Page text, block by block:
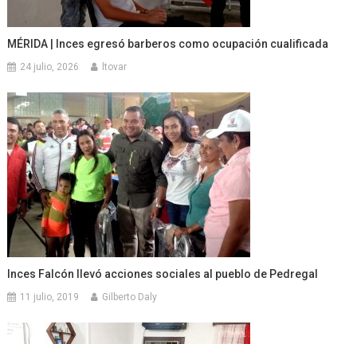
MÉRIDA | Inces egresó barberos como ocupación cualificada
24 julio, 2026 ltovar
Inces Falcón llevó acciones sociales al pueblo de Pedregal
11 julio, 2019 Gilberto Daly